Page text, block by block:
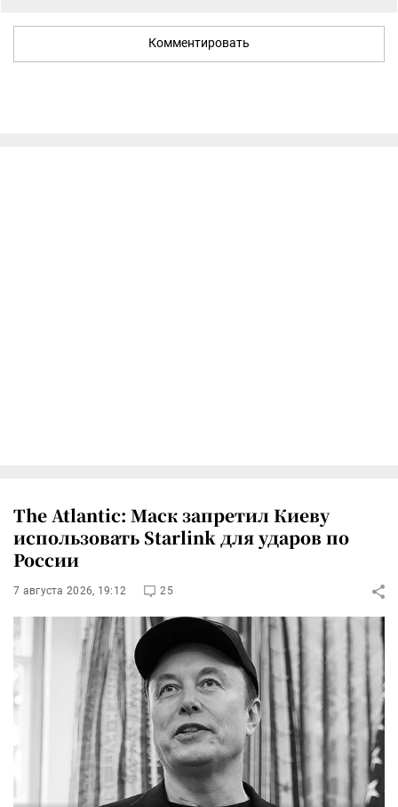
Комментировать
The Atlantic: Маск запретил Киеву
использовать Starlink для ударов по
России
7 августа 2026, 19:12 25